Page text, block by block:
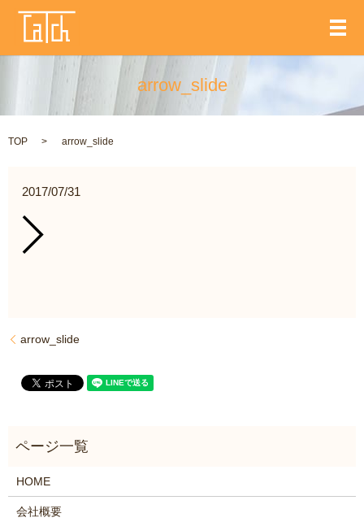
メ
arrow_slide
TOP arrow_slide
2017/07/31
arrow_slide
HOME
会社概要